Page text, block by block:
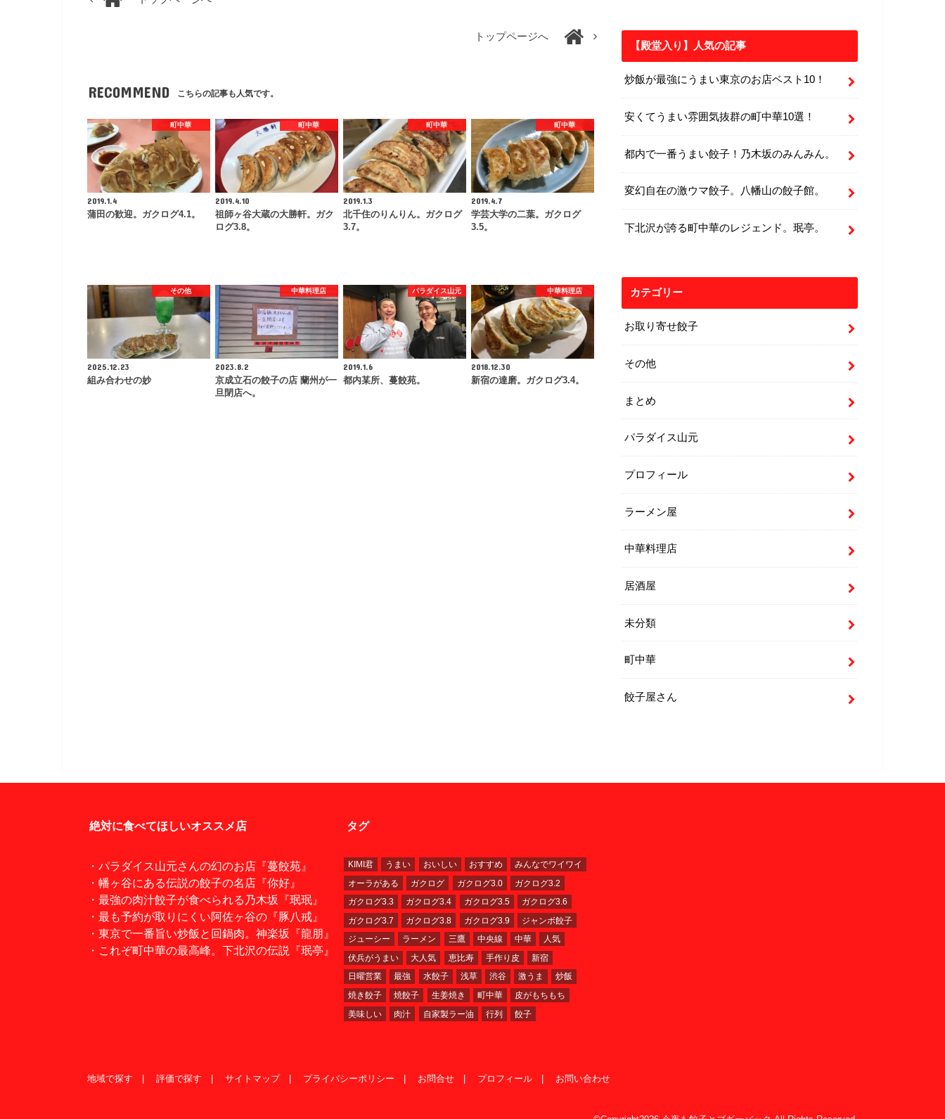
トップページへ
RECOMMEND こちらの記事も人気です。
町中華
2019.1.4
蒲田の歓迎。ガクログ4.1。
町中華
2019.4.10
祖師ヶ谷大蔵の大勝軒。ガク
ログ3.8。
町中華
2019.1.3
北千住のりんりん。ガクログ
3.7。
町中華
2019.4.7
学芸大学の二葉。ガクログ
3.5。
その他
2025.12.23
組み合わせの妙
中華料理店
2023.8.2
京成立石の餃子の店 蘭州が一
旦閉店へ。
パラダイス山元
2019.1.6
都内某所、蔓餃苑。
中華料理店
2018.12.30
新宿の達磨。ガクログ3.4。
【殿堂入り】人気の記事
炒飯が最強にうまい東京のお店ベスト10！
安くてうまい雰囲気抜群の町中華10選！
都内で一番うまい餃子！乃木坂のみんみん。
変幻自在の激ウマ餃子。八幡山の餃子館。
下北沢が誇る町中華のレジェンド。珉亭。
カテゴリー
お取り寄せ餃子
その他
まとめ
パラダイス山元
プロフィール
ラーメン屋
中華料理店
居酒屋
未分類
町中華
餃子屋さん
絶対に食べてほしいオススメ店
・パラダイス山元さんの幻のお店『蔓餃苑』
・幡ヶ谷にある伝説の餃子の名店『你好』
・最強の肉汁餃子が食べられる乃木坂『珉珉』
・最も予約が取りにくい阿佐ヶ谷の『豚八戒』
・東京で一番旨い炒飯と回鍋肉。神楽坂『龍朋』
・これぞ町中華の最高峰。下北沢の伝説『珉亭』
タグ
KIMI君 うまい おいしい おすすめ
みんなでワイワイ
オーラがある
ガクログ ガクログ3.0
ガクログ3.2
ガクログ3.3
ガクログ3.4 ガクログ3.5
ガクログ3.6
ガクログ3.7
ガクログ3.8 ガクログ3.9
ジャンボ餃子
ジューシー
ラーメン 三鷹 中央線 中華
人気
伏兵がうまい
大人気 恵比寿 手作り皮
新宿
日曜営業
最強 水餃子 浅草 渋谷 激うま
炒飯
焼き餃子
焼餃子 生姜焼き 町中華
皮がもちもち
美味しい
肉汁 自家製ラー油 行列 餃子
地域で探す 評価で探す サイトマップ プライバシーポリシー お問合せ プロフィール お問い合わせ